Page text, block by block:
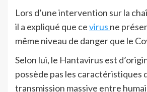
Lors d’une intervention sur la
il a expliqué que cevirus ne
même niveau de danger que le
Selon lui, le Hantavirus est
possède pas les caractéristiques
transmission massive entre